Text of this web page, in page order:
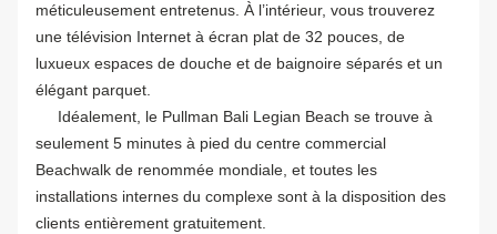
méticuleusement entretenus. À l’intérieur, vous trouverez
une télévision Internet à écran plat de 32 pouces, de
luxueux espaces de douche et de baignoire séparés et un
élégant parquet.
Idéalement, le Pullman Bali Legian Beach se trouve à
seulement 5 minutes à pied du centre commercial
Beachwalk de renommée mondiale, et toutes les
installations internes du complexe sont à la disposition des
clients entièrement gratuitement.